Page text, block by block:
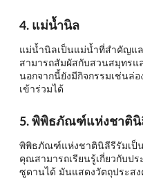
4. แม่น้ำนิล
แม่น้ำนิลเป็นแม่น้ำที่สำคัญแ
สามารถสัมผัสกับสวนสมุทร
นอกจากนี้ยังมีกิจกรรมเช่นล่
เข้าร่วมได้
5. พิพิธภัณฑ์แห่งชาตินิ
พิพิธภัณฑ์แห่งชาตินิลีรีรัมเป็
คุณสามารถเรียนรู้เกี่ยวกับป
ซูดานได้ มันแสดงวัตถุประส